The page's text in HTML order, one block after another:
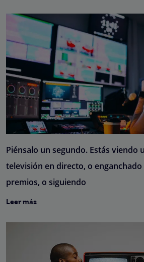
Piénsalo un segundo. Estás viendo
televisión en directo, o enganchado
premios, o siguiendo
Leer más